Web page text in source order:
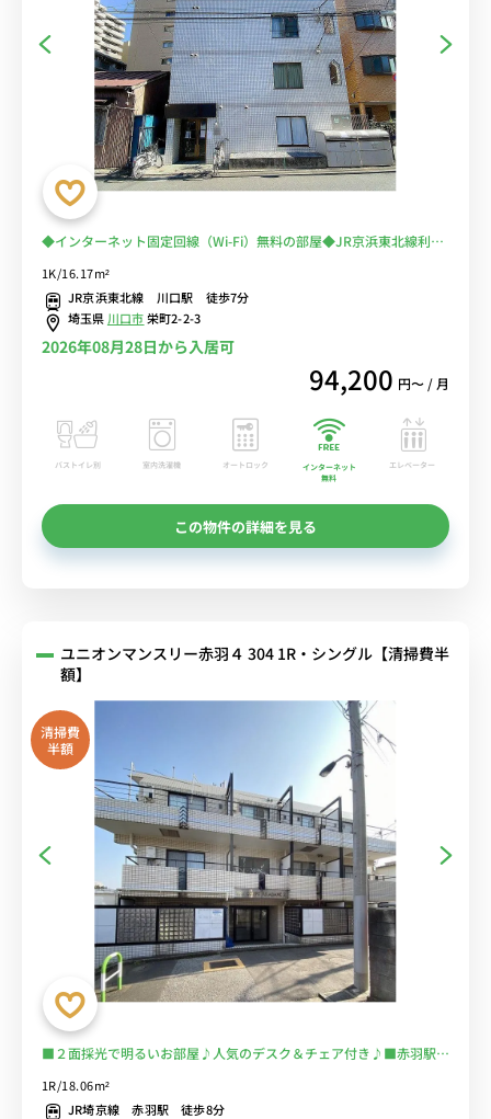
◆インターネット固定回線（Wi-Fi）無料の部屋◆JR京浜東北線利用
ビニ至近
1K/16.17m²
JR京浜東北線 川口駅 徒歩7分
埼玉県川口市栄町2-2-3
2026年08月28日から入居可
94,200 円〜 / 月
バストイレ別 室内洗濯機 オートロック
インターネット
無料
エレベーター
この物件の詳細を見る
ユニオンマンスリー赤羽４ 304 1R・シングル【清掃費半
額】
清掃費
半額
■２面採光で明るいお部屋♪人気のデスク＆チェア付き♪■赤羽駅西
るWi-Fi格安レンタル中！
1R/18.06m²
JR埼京線 赤羽駅 徒歩8分